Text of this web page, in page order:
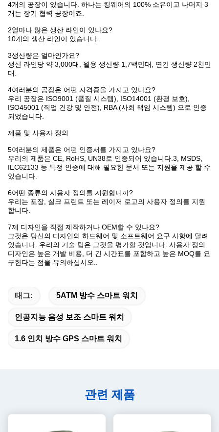
4개의 공장이 있습니다. 하나는 킹웨어의 100% 소유이고 나머지 3
개는 장기 협력 공장이죠.
2얼마나 많은 생산 라인이 있나요?
10개의 생산 라인이 있습니다.
3생산량은 얼마인가요?
생산 라인당 약 3,000대, 월용 생산량 1,7백만대, 연간 생산량 2천만
대.
4여러분의 공장은 어떤 자격증을 가지고 있나요?
우리 공장은 ISO9001 (품질 시스템), ISO14001 (환경 보호),
ISO45001 (직업 건강 및 안전), RBA (사회 책임 시스템) 으로 인증
되었습니다.
제품 및 사용자 정의
5여러분의 제품은 어떤 인증서를 가지고 있나요?
우리의 제품은 CE, RoHS, UN38로 인증되어 있습니다.3, MSDS,
IEC62133 등 특정 인증에 대해 필요한 문서 또는 지원을 제공 할 수
있습니다.
6어떤 종류의 사용자 정의를 지원합니까?
우리는 포장, 실크 프린트 또는 레이저 로고의 사용자 정의를 지원
합니다.
7제 디자인을 직접 제작하거나 OEM할 수 있나요?
그것은 당신의 디자인의 하드웨어 및 소프트웨어 요구 사항에 달려
있습니다. 우리의 기술 팀은 그것을 평가할 것입니다. 사용자 정의
디자인은 높은 개발 비용, 더 긴 시간표를 포함하고 높은 MOQ를 요
구한다는 점을 유의하십시오..
태그: 5ATM 방수 스마트 워치
인공지능 음성 보조 스마트 워치
1.6 인치 방수 GPS 스마트 워치
관련 제품